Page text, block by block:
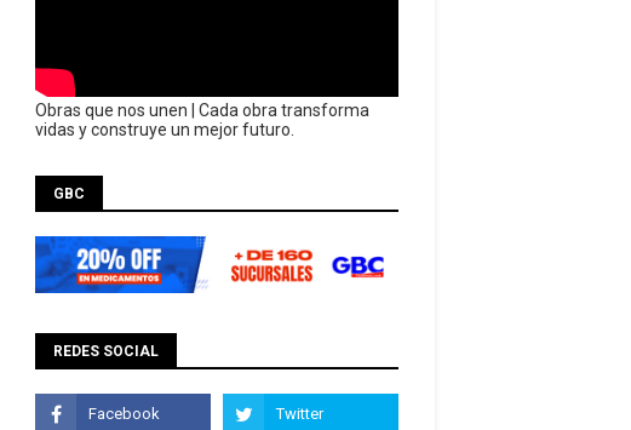
Obras que nos unen | Cada obra transforma
vidas y construye un mejor futuro.
GBC
REDES SOCIAL